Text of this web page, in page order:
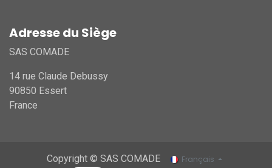
Adresse du Siège
SAS COMADE
14 rue Claude Debussy
90850 Essert
France
Copyright © SAS COMADE Français